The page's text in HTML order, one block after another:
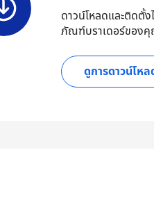
ดาวน์โหลดและติดตั้
ภัณฑ์บราเดอร์ของ
ดูการดาวน์โหล